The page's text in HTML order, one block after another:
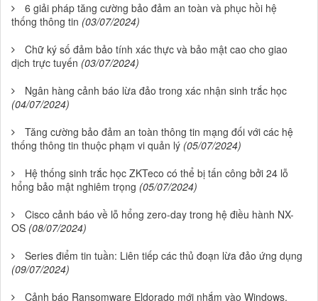
6 giải pháp tăng cường bảo đảm an toàn và phục hồi hệ
thống thông tin (03/07/2024)
Chữ ký số đảm bảo tính xác thực và bảo mật cao cho giao
dịch trực tuyến (03/07/2024)
Ngân hàng cảnh báo lừa đảo trong xác nhận sinh trắc học
(04/07/2024)
Tăng cường bảo đảm an toàn thông tin mạng đối với các hệ
thống thông tin thuộc phạm vi quản lý (05/07/2024)
Hệ thống sinh trắc học ZKTeco có thể bị tấn công bởi 24 lỗ
hổng bảo mật nghiêm trọng (05/07/2024)
Cisco cảnh báo về lỗ hổng zero-day trong hệ điều hành NX-
OS (08/07/2024)
Series điểm tin tuần: Liên tiếp các thủ đoạn lừa đảo ứng dụng
(09/07/2024)
Cảnh báo Ransomware Eldorado mới nhắm vào Windows,